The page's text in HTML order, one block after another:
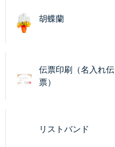
胡蝶蘭
伝票印刷（名入れ伝
票）
リストバンド